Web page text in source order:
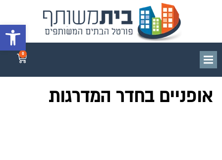
פתח
0
אופניים בחדר המדרגות